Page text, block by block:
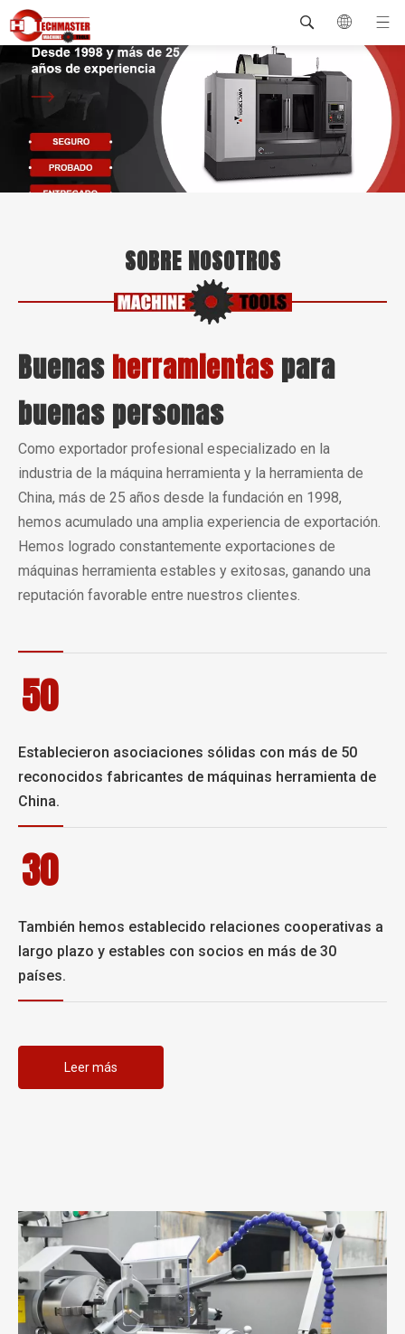
SOBRE NOSOTROS
Buenas herramientas para
buenas personas
Como exportador profesional especializado en la
industria de la máquina herramienta y la herramienta de
China, más de 25 años desde la fundación en 1998,
hemos acumulado una amplia experiencia de exportación.
Hemos logrado constantemente exportaciones de
máquinas herramienta estables y exitosas, ganando una
reputación favorable entre nuestros clientes.
50
Establecieron asociaciones sólidas con más de 50
reconocidos fabricantes de máquinas herramienta de
China.
30
También hemos establecido relaciones cooperativas a
largo plazo y estables con socios en más de 30
países.
Leer más